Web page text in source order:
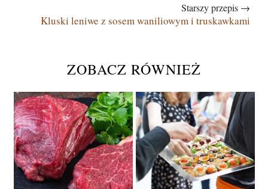
Starszy przepis →
Kluski leniwe z sosem waniliowym i truskawkami
ZOBACZ RÓWNIEŻ